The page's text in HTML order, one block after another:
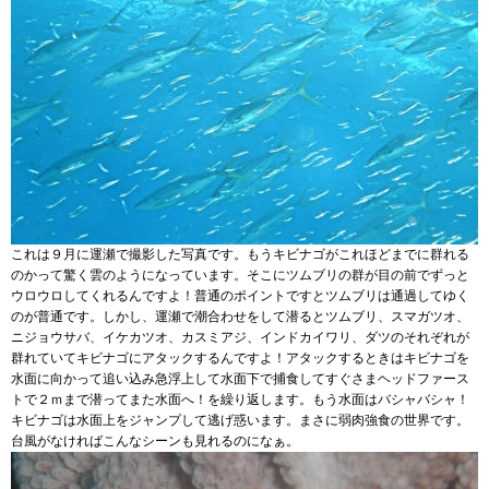
これは９月に運瀬で撮影した写真です。もうキビナゴがこれほどまでに群れる
のかって驚く雲のようになっています。そこにツムブリの群が目の前でずっと
ウロウロしてくれるんですよ！普通のポイントですとツムブリは通過してゆく
のが普通です。しかし、運瀬で潮合わせをして潜るとツムブリ、スマガツオ、
ニジョウサバ、イケカツオ、カスミアジ、インドカイワリ、ダツのそれぞれが
群れていてキビナゴにアタックするんですよ！アタックするときはキビナゴを
水面に向かって追い込み急浮上して水面下で捕食してすぐさまヘッドファース
トで２ｍまで潜ってまた水面へ！を繰り返します。もう水面はバシャバシャ！
キビナゴは水面上をジャンプして逃げ惑います。まさに弱肉強食の世界です。
台風がなければこんなシーンも見れるのになぁ。